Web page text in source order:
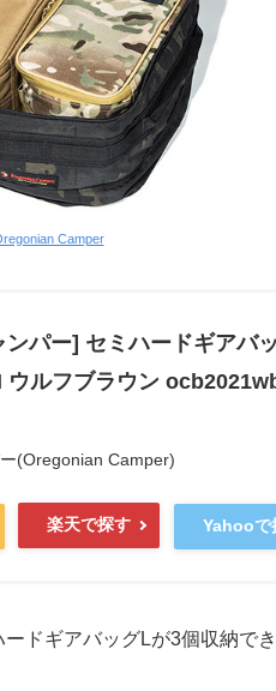
Camper
パー] セミハードギアバ
ルフブラウン
(Oregonian Camper)
楽天で探す Yahooで
ドギアバッグLが3個収納でき